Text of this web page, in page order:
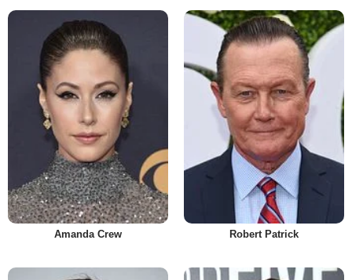
Amanda Crew Robert Patrick